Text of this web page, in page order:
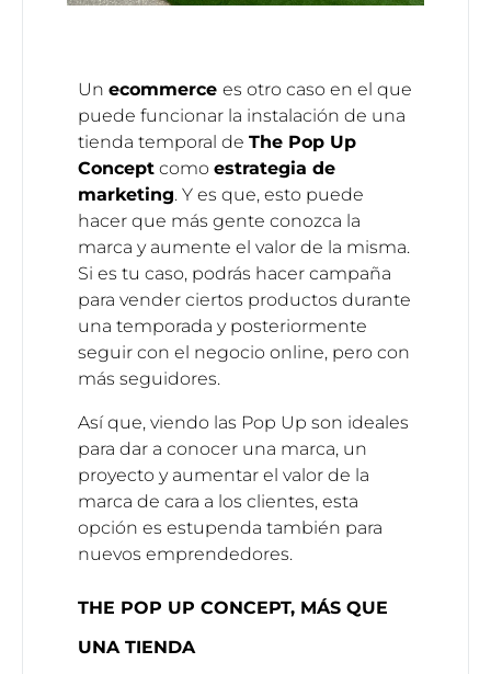
Un ecommerce es otro caso en el que
puede funcionar la instalación de una
tienda temporal de The Pop Up
Conceptcomo estrategia de
marketing. Y es que, esto puede
hacer que más gente conozca la
marca y aumente el valor de la misma.
Si es tu caso, podrás hacer campaña
para vender ciertos productos durante
una temporada y posteriormente
seguir con el negocio online, pero con
más seguidores.
Así que, viendo las Pop Up son ideales
para dar a conocer una marca, un
proyecto y aumentar el valor de la
marca de cara a los clientes, esta
opción es estupenda también para
nuevos emprendedores.
THE POP UP CONCEPT, MÁS QUE
UNA TIENDA